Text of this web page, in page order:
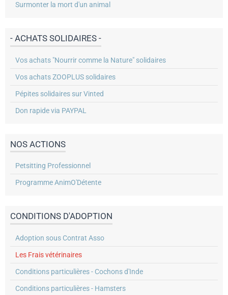
Surmonter la mort d'un animal
- ACHATS SOLIDAIRES -
Vos achats "Nourrir comme la Nature" solidaires
Vos achats ZOOPLUS solidaires
Pépites solidaires sur Vinted
Don rapide via PAYPAL
NOS ACTIONS
Petsitting Professionnel
Programme AnimO'Détente
CONDITIONS D'ADOPTION
Adoption sous Contrat Asso
Les Frais vétérinaires
Conditions particulières - Cochons d'Inde
Conditions particulières - Hamsters